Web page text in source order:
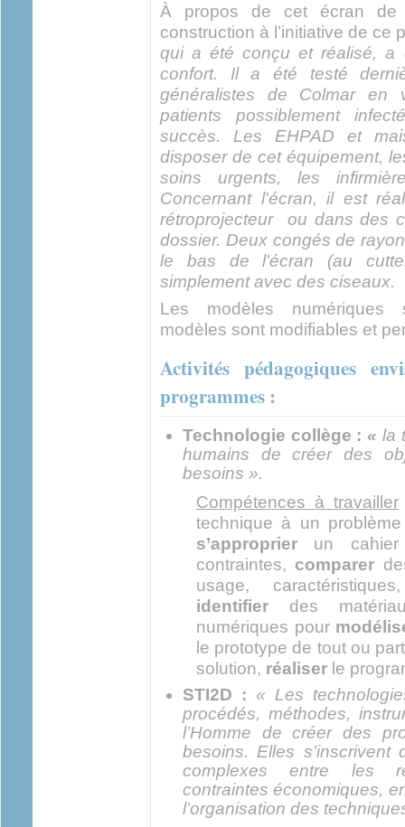
À propos de cet écran de
construction à l’initiative de ce
qui a été conçu et réalisé, a
confort. Il a été testé
généralistes de Colmar en
patients possiblement
succès. Les EHPAD et
disposer de cet équipement,
soins urgents, les
Concernant l'écran, il est
rétroprojecteur ou dans des
dossier. Deux congés de
le bas de l'écran (au
simplement avec des ciseaux.
Les modèles numériques
modèles sont modifiables et
Activités pédagogiques
programmes :
Technologie collège : « la
humains de créer des
besoins ».
Compétences à travailler
technique à un
s’approprier un cahier
contraintes, comparer
usage,
identifier des
numériques pour
le prototype de tout ou
solution, réaliser le
STI2D : « Les
procédés, méthodes,
l’Homme de créer des
besoins. Elles
complexes entre les
contraintes économiques,
l’organisation des